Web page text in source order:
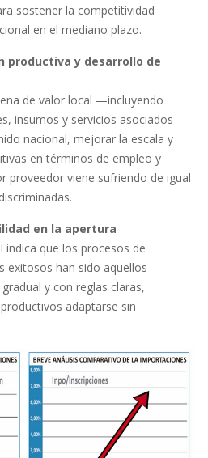
sostener la competitividad
en el mediano plazo.
productiva y desarrollo de
de valor local —incluyendo
insumos y servicios asociados—
nacional, mejorar la escala y
en términos de empleo y
proveedor viene sufriendo de igual
en la apertura
indica que los procesos de
exitosos han sido aquellos
y con reglas claras,
adaptarse sin